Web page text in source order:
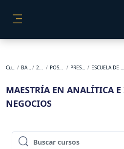
Cursos BACKUP 2026-1 POSGRADO PRESENCIAL ESCUELA DE NEGOCIOS
MAESTRÍA EN ANALÍTICA
NEGOCIOS
Buscar cursos